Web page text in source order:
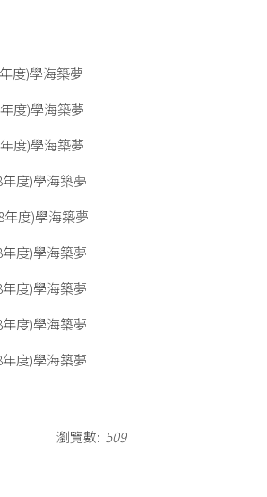
度)學海築夢
度)學海築夢
度)學海築夢
度)學海築夢
度)學海築夢
度)學海築夢
度)學海築夢
度)學海築夢
度)學海築夢
瀏覽數: 509